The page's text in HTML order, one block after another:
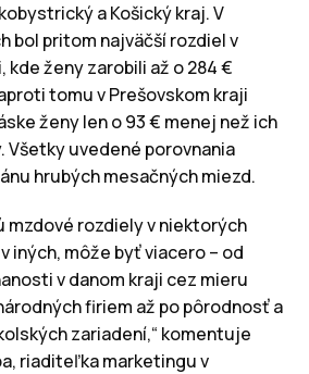
a Košický kraj. V
bol pritom najväčší rozdiel v
kde ženy zarobili až o 284 €
tomu v Prešovskom kraji
ženy len o 93 € menej než ich
Všetky uvedené porovnania
hrubých mesačných miezd.
mzdové rozdiely v niektorých
iných, môže byť viacero – od
v danom kraji cez mieru
firiem až po pôrodnosť a
zariadení,“ komentuje
riaditeľka marketingu v